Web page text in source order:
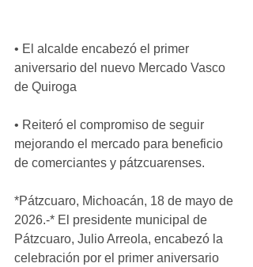
• El alcalde encabezó el primer
aniversario del nuevo Mercado Vasco
de Quiroga
• Reiteró el compromiso de seguir
mejorando el mercado para beneficio
de comerciantes y pátzcuarenses.
*Pátzcuaro, Michoacán, 18 de mayo de
2026.-* El presidente municipal de
Pátzcuaro, Julio Arreola, encabezó la
celebración por el primer aniversario